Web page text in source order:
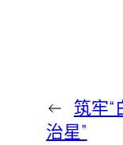
← 筑牢“
治星”